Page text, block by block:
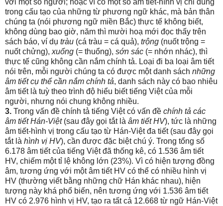
với một số người; hoặc vì có một số âm tiết-hình vị chỉ dùng
trong cấu tạo của những từ phương ngữ khác, mà bản thân
chúng ta (nói phương ngữ miền Bắc) thực tế không biết,
không dùng bao giờ, năm thì mười hoạ mới đọc thấy trên
sách báo, ví dụ tràu (cá tràu = cá quả), trộng (nuốt trộng =
nuốt chửng), xuổng (= thuổng), sớn sác (= nhớn nhác), thì
thực tế cũng không cần nắm chính tả. Loại đi ba loại âm tiết
nói trên, mỗi người chúng ta có được một danh sách những
âm tiết cụ thể cần nắm chính tả, danh sách này có bao nhiêu
âm tiết là tuỳ theo trình độ hiểu biết tiếng Việt của mỗi
người, nhưng nói chung không nhiều.
3. Trong vấn đề chính tả tiếng Việt có vấn đề chính tả các
âm tiết Hán-Việt(sau đây gọi tắt là âm tiết HV), tức là những
âm tiết-hình vị trong cấu tạo từ Hán-Việt đa tiết (sau đây gọi
tắt là hình vị HV), cần được đặc biệt chú ý. Trong tổng số
6.178 âm tiết của tiếng Việt đã thống kê, có 1.536 âm tiết
HV, chiếm một tỉ lệ không lớn (23%). Vì có hiện tượng đồng
âm, tương ứng với một âm tiết HV có thể có nhiều hình vị
HV (thường viết bằng những chữ Hán khác nhau), hiện
tượng này khá phổ biến, nên tương ứng với 1.536 âm tiết
HV có 2.976 hình vị HV, tạo ra tất cả 12.668 từ ngữ Hán-Việt